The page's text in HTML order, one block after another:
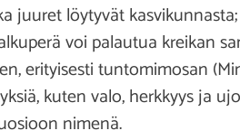
juuret löytyvät
voi palautua kreikan
erityisesti tuntomimosan
kuten valo, herkkyys ja
nimenä.